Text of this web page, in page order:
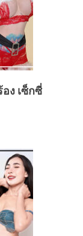
ง เซ็กซี่